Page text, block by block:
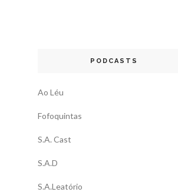
PODCASTS
Ao Léu
Fofoquintas
S.A. Cast
S.A.D
S.A.Leatório